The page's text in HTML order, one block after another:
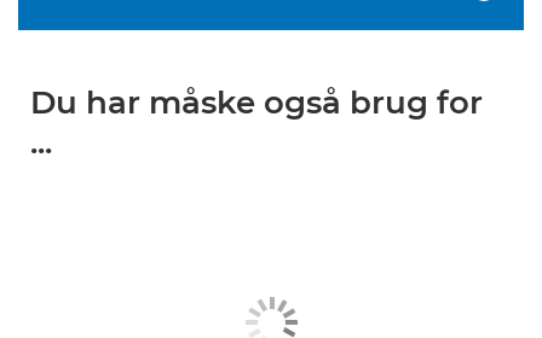
Du har måske også brug for
...